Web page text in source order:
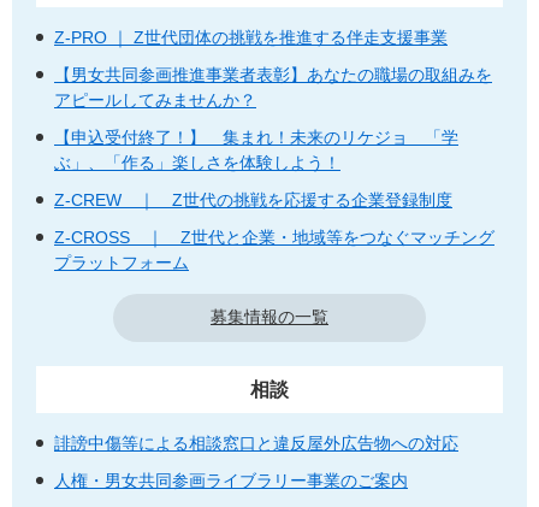
Z-PRO ｜ Z世代団体の挑戦を推進する伴走支援事業
【男女共同参画推進事業者表彰】あなたの職場の取組みを
アピールしてみませんか？
【申込受付終了！】 集まれ！未来のリケジョ 「学
ぶ」、「作る」楽しさを体験しよう！
Z-CREW ｜ Z世代の挑戦を応援する企業登録制度
Z-CROSS ｜ Z世代と企業・地域等をつなぐマッチング
プラットフォーム
募集情報の一覧
相談
誹謗中傷等による相談窓口と違反屋外広告物への対応
人権・男女共同参画ライブラリー事業のご案内